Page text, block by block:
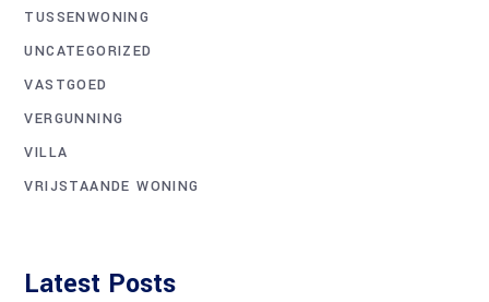
TUSSENWONING
UNCATEGORIZED
VASTGOED
VERGUNNING
VILLA
VRIJSTAANDE WONING
Latest Posts